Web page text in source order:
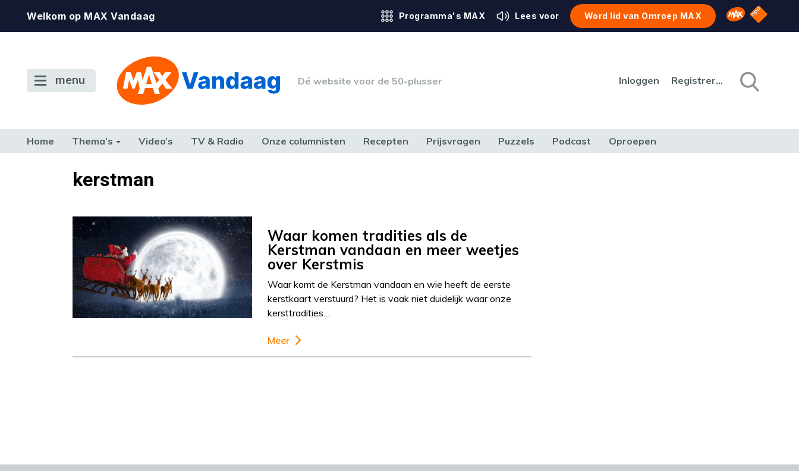
Welkom op MAX Vandaag Programma's MAX Lees voor Word lid van Omroep MAX Omroep MAX
NPO
menu Dé website voor de 50-plusser Inloggen Registreren
Home Thema’s Video’s TV & Radio Onze columnisten Recepten Prijsvragen Puzzels Podcast Oproepen
TERUG NAAR TOENkerstman
Waar komen tradities als de
Kerstman vandaan en meer weetjes
over Kerstmis
Waar komt de Kerstman vandaan en wie heeft de eerste
kerstkaart verstuurd? Het is vaak niet duidelijk waar onze
kersttradities…
Meer